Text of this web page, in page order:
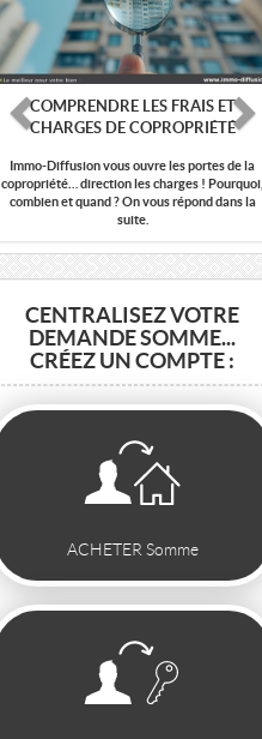
COMPRENDRE LES FRAIS ET
CHARGES DE COPROPRIÉTÉ
Immo-Diffusion vous ouvre les portes de la
copropriété… direction les charges ! Pourquoi,
combien et quand ? On vous répond dans la
suite.
CENTRALISEZ VOTRE
DEMANDE SOMME...
CRÉEZ UN COMPTE :
ACHETER Somme